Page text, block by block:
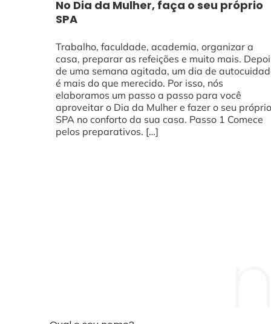
No Dia da Mulher, faça o seu próprio
SPA
Trabalho, faculdade, academia, organizar a
casa, preparar as refeições e muito mais.
de uma semana agitada, um dia de
é mais do que merecido. Por isso, nós
elaboramos um passo a passo para você
aproveitar o Dia da Mulher e fazer o seu próprio
SPA no conforto da sua casa. Passo 1 Comece
pelos preparativos. […]